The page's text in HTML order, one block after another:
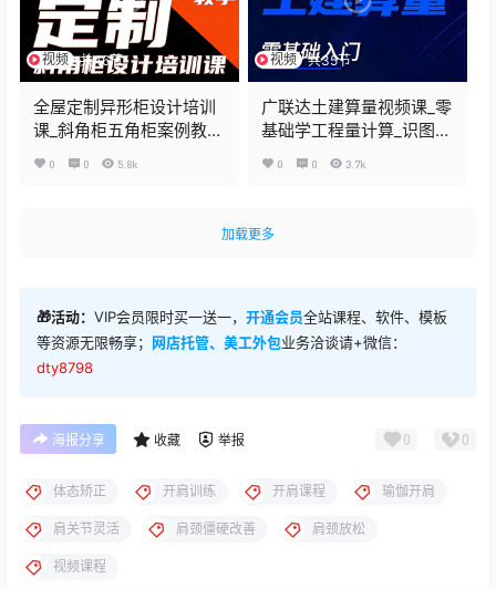
视频 共46节
全屋定制异形柜设计培训
课_斜角柜五角柜案例教学
_铝框门铰链系统深度实战
0 0 5.8k
视频 共35节
广联达土建算量视频课_零
基础学工程量计算_识图建
模报表全流程实战
0 0 3.7k
加载更多
🎁活动： VIP会员限时买一送一， 开通会员全站课程、软件、模板
等资源无限畅享； 网店托管、美工外包业务洽谈请+微信：
dty8798
海报分享 收藏 举报 0 0
体态矫正 开肩训练 开肩课程 瑜伽开肩
肩关节灵活 肩颈僵硬改善 肩颈放松
视频课程